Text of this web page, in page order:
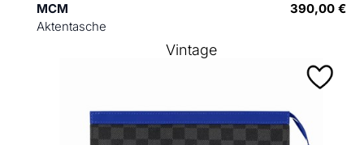
MCM
Aktentasche
390,00 €
Vintage